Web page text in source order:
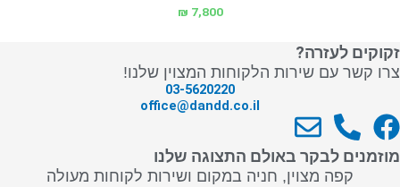
מ
ר
ה
מ
₪ 7,800
מ
ר
ה
נ
זקוקים לעזרה?
צרו קשר עם שירות הלקוחות המצוין שלנו!
03-5620220
office@dandd.co.il
F
a
P
h
o
E
n
v
מוזמנים לבקר באולם התצוגה שלנו
קפה מצוין, חניה במקום ושירות לקוחות מעולה